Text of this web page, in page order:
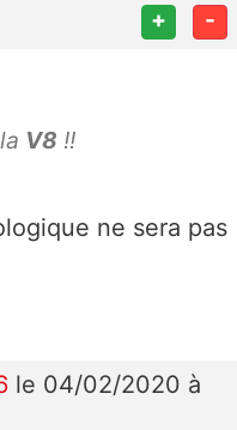
+ -
V8 !!
ne sera pas
le 04/02/2020 à